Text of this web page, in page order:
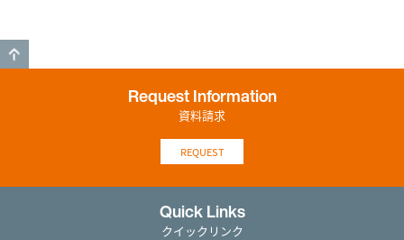
Request Information
資料請求
REQUEST
Quick Links
クイックリンク